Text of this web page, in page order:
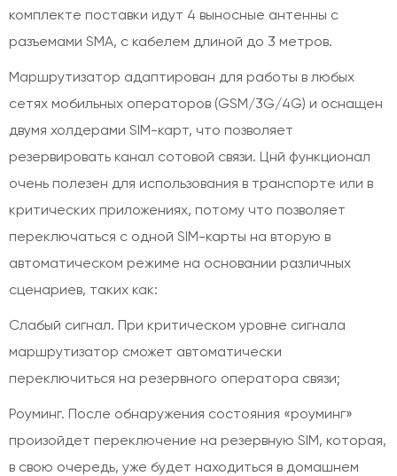
комплекте поставки идут 4 выносные антенны с
разъемами SMA, с кабелем длиной до 3 метров.
Маршрутизатор адаптирован для работы в любых
сетях мобильных операторов (GSM/3G/4G) и оснащен
двумя холдерами SIM-карт, что позволяет
резервировать канал сотовой связи. Цнй функционал
очень полезен для использования в транспорте или в
критических приложениях, потому что позволяет
переключаться с одной SIM-карты на вторую в
автоматическом режиме на основании различных
сценариев, таких как:
Слабый сигнал. При критическом уровне сигнала
маршрутизатор сможет автоматически
переключиться на резервного оператора связи;
Роуминг. После обнаружения состояния «роуминг»
произойдет переключение на резервную SIM, которая,
в свою очередь, уже будет находиться в домашнем